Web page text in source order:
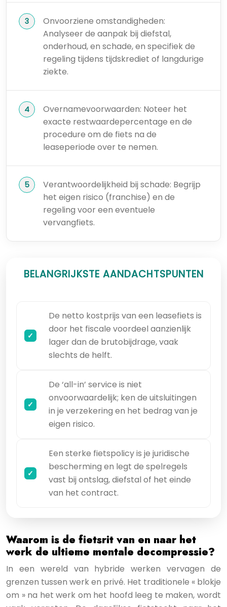
Onvoorziene omstandigheden:
Analyseer de aanpak bij diefstal,
onderhoud, en schade, en specifiek de
regeling tijdens tijdskrediet of langdurige
ziekte.
Overnamevoorwaarden: Noteer het
exacte restwaardepercentage en de
procedure om de fiets na de
leaseperiode over te nemen.
Verantwoordelijkheid bij schade: Begrijp
het eigen risico (franchise) en de
regeling voor een eventuele
vervangfiets.
BELANGRIJKSTE AANDACHTSPUNTEN
De netto kostprijs van een leasefiets is
door het fiscale voordeel aanzienlijk
lager dan de brutobijdrage, vaak
slechts de helft.
De ‘all-in’ service is niet
onvoorwaardelijk; ken de uitsluitingen
in je verzekering en het bedrag van je
eigen risico.
Een sterke fietspolicy is je juridische
bescherming en legt de spelregels
vast bij ontslag, diefstal of het einde
van het contract.
Waarom is de fietsrit van en naar het
werk de ultieme mentale decompressie?
In een wereld van hybride werken vervagen de
grenzen tussen werk en privé. Het traditionele « blokje
om » na het werk om het hoofd leeg te maken, wordt